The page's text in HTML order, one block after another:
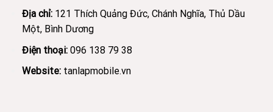
Địa chỉ: 121 Thích Quảng Đức, Chánh Nghĩa, Thủ Dầu
Một, Bình Dương
Điện thoại: 096 138 79 38
Website: tanlapmobile.vn